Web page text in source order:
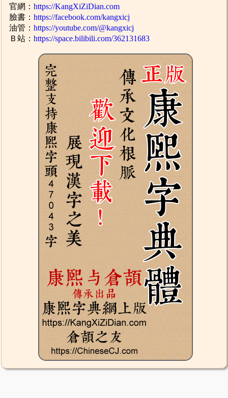
官網：https://KangXiZiDian.com
臉書：https://facebook.com/kangxicj
油管：https://youtube.com/@kangxicj
Ｂ站：https://space.bilibili.com/362131683